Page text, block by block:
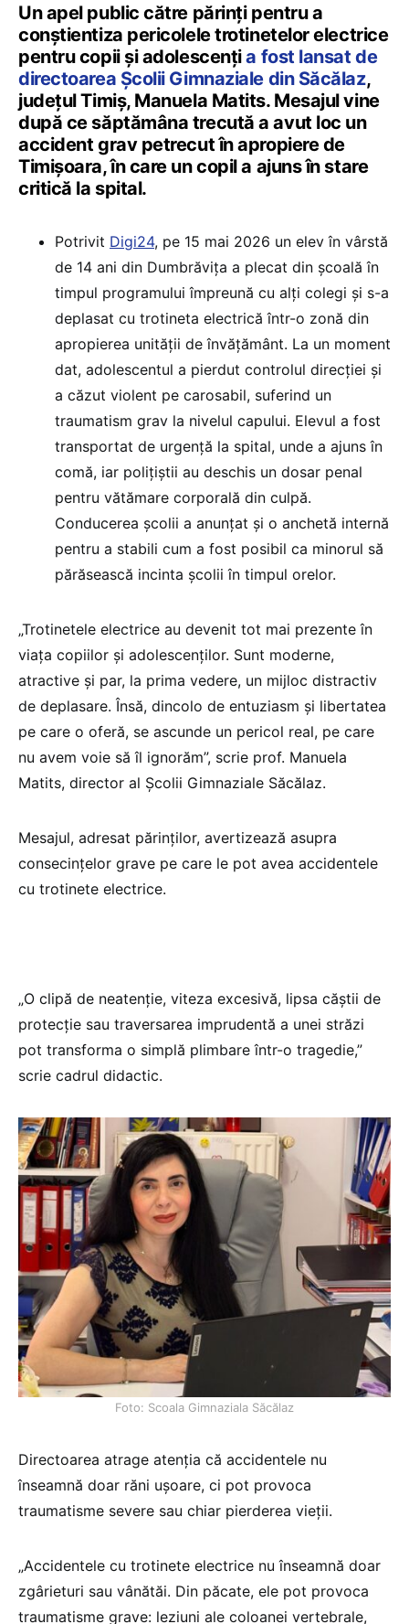
Un apel public către părinți pentru a
conștientiza pericolele trotinetelor electrice
pentru copii și adolescenția fost lansat de
directoarea Școlii Gimnaziale din Săcălaz,
județul Timiș, Manuela Matits. Mesajul vine
după ce săptămâna trecută a avut loc un
accident grav petrecut în apropiere de
Timișoara, în care un copil a ajuns în stare
critică la spital.
Potrivit Digi24, pe 15 mai 2026 un elev în vârstă
de 14 ani din Dumbrăvița a plecat din școală în
timpul programului împreună cu alți colegi și s-a
deplasat cu trotineta electrică într-o zonă din
apropierea unității de învățământ. La un moment
dat, adolescentul a pierdut controlul direcției și
a căzut violent pe carosabil, suferind un
traumatism grav la nivelul capului. Elevul a fost
transportat de urgență la spital, unde a ajuns în
comă, iar polițiștii au deschis un dosar penal
pentru vătămare corporală din culpă.
Conducerea școlii a anunțat și o anchetă internă
pentru a stabili cum a fost posibil ca minorul să
părăsească incinta școlii în timpul orelor.
„Trotinetele electrice au devenit tot mai prezente în
viața copiilor și adolescenților. Sunt moderne,
atractive și par, la prima vedere, un mijloc distractiv
de deplasare. Însă, dincolo de entuziasm și libertatea
pe care o oferă, se ascunde un pericol real, pe care
nu avem voie să îl ignorăm”, scrie prof. Manuela
Matits, director al Școlii Gimnaziale Săcălaz.
Mesajul, adresat părinților, avertizează asupra
consecințelor grave pe care le pot avea accidentele
cu trotinete electrice.
„O clipă de neatenție, viteza excesivă, lipsa căștii de
protecție sau traversarea imprudentă a unei străzi
pot transforma o simplă plimbare într-o tragedie,”
scrie cadrul didactic.
Foto: Scoala Gimnaziala Săcălaz
Directoarea atrage atenția că accidentele nu
înseamnă doar răni ușoare, ci pot provoca
traumatisme severe sau chiar pierderea vieții.
„Accidentele cu trotinete electrice nu înseamnă doar
zgârieturi sau vânătăi. Din păcate, ele pot provoca
traumatisme grave: leziuni ale coloanei vertebrale,